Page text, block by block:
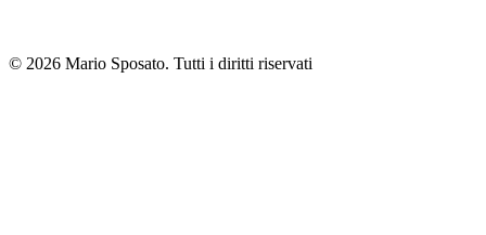
© 2026 Mario Sposato. Tutti i diritti riservati